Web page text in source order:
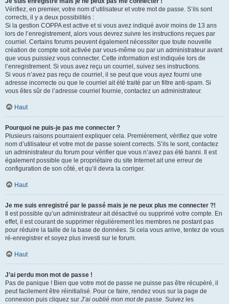
Vérifiez, en premier, votre nom d’utilisateur et votre mot de passe. S’ils sont
corrects, il y a deux possibilités :
Si la gestion COPPA est active et si vous avez indiqué avoir moins de 13 ans
lors de l’enregistrement, alors vous devrez suivre les instructions reçues par
courriel. Certains forums peuvent également nécessiter que toute nouvelle
création de compte soit activée par vous-même ou par un administrateur avant
que vous puissiez vous connecter. Cette information est indiquée lors de
l’enregistrement. Si vous avez reçu un courriel, suivez ses instructions.
Si vous n’avez pas reçu de courriel, il se peut que vous ayez fourni une
adresse incorrecte ou que le courriel ait été traité par un filtre anti-spam. Si
vous êtes sûr de l’adresse courriel fournie, contactez un administrateur.
Haut
Pourquoi ne puis-je pas me connecter ?
Plusieurs raisons pourraient expliquer cela. Premièrement, vérifiez que votre
nom d’utilisateur et votre mot de passe soient corrects. S’ils le sont, contactez
un administrateur du forum pour vérifier que vous n’avez pas été banni. Il est
également possible que le propriétaire du site Internet ait une erreur de
configuration de son côté, et qu’il devra la corriger.
Haut
Je me suis enregistré par le passé mais je ne peux plus me connecter ?!
Il est possible qu’un administrateur ait désactivé ou supprimé votre compte. En
effet, il est courant de supprimer régulièrement les membres ne postant pas
pour réduire la taille de la base de données. Si cela vous arrive, tentez de vous
ré-enregistrer et soyez plus investi sur le forum.
Haut
J’ai perdu mon mot de passe !
Pas de panique ! Bien que votre mot de passe ne puisse pas être récupéré, il
peut facilement être réinitialisé. Pour ce faire, rendez vous sur la page de
connexion puis cliquez sur J’ai oublié mon mot de passe. Suivez les